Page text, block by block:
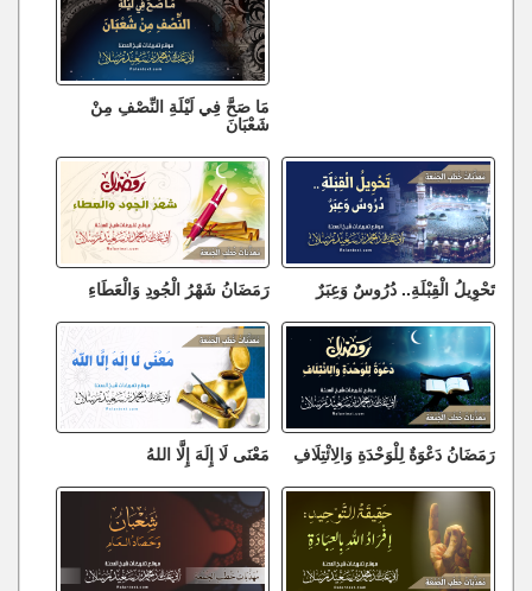
مَا صَحَّ فِي لَيْلَةِ النِّصْفِ مِنْ
شَعْبَانَ
تَحْوِيلُ الْقِبْلَةِ.. دُرُوسٌ وَعِبَرٌ رَمَضَانُ شَهْرُ الْجُودِ وَالْعَطَاءِ
رَمَضَانُ دَعْوَةٌ لِلْوَحْدَةِ وَالِائْتِلَافِ مَعْنَى لَا إِلَهَ إِلَّا اللهُ